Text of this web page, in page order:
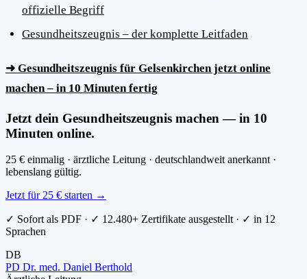
offizielle Begriff
Gesundheitszeugnis – der komplette Leitfaden
➜ Gesundheitszeugnis für Gelsenkirchen jetzt online
machen – in 10 Minuten fertig
Jetzt dein Gesundheitszeugnis machen — in 10
Minuten online.
25 € einmalig · ärztliche Leitung · deutschlandweit anerkannt ·
lebenslang gültig.
Jetzt für 25 € starten →
✓ Sofort als PDF · ✓ 12.480+ Zertifikate ausgestellt · ✓ in 12
Sprachen
DB
PD Dr. med. Daniel Berthold